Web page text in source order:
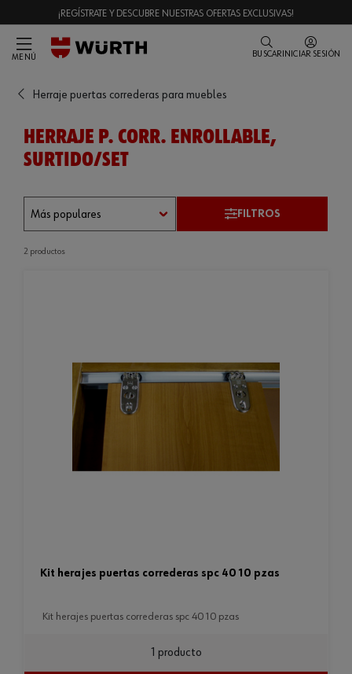
¡REGÍSTRATE Y DESCUBRE NUESTRAS OFERTAS EXCLUSIVAS!
MENÚ BUSCAR INICIAR SESIÓN
Herraje puertas correderas para muebles
HERRAJE P. CORR. ENROLLABLE,
SURTIDO/SET
FILTROS
2 productos
kit herajes puertas correderas spc 40 10 pzas
kit herajes puertas correderas spc 40 10 pzas
1 producto